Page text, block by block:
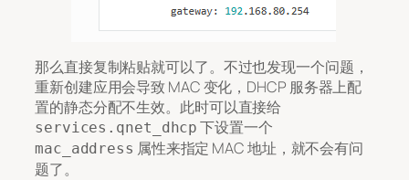
那么直接复制粘贴就可以了。不过也发现一个问题，
重新创建应用会导致 MAC 变化，DHCP 服务器上配
置的静态分配不生效。此时可以直接给
services.qnet_dhcp 下设置一个
mac_address 属性来指定 MAC 地址，就不会有问
题了。